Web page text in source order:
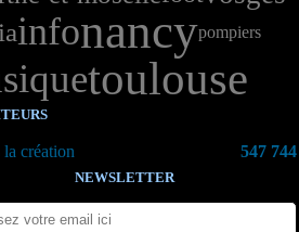
infonancypompiers
toulouse
création 547 744
NEWSLETTER